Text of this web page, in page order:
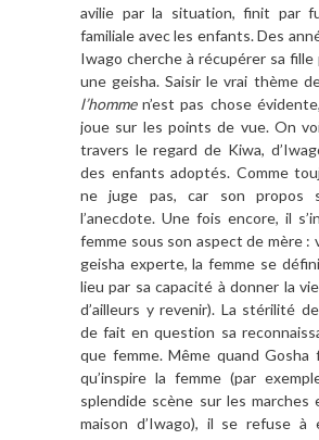
avilie par la situation, finit par
familiale avec les enfants. Des
Iwago cherche à récupérer sa
une geisha. Saisir le vrai thème
l’hommen’est pas chose
joue sur les points de vue. On
travers le regard de Kiwa,
des enfants adoptés. Comme
ne juge pas, car son propos
l’anecdote. Une fois encore, il
femme sous son aspect de mère :
geisha experte, la femme se
lieu par sa capacité à donner la
d’ailleurs y revenir). La stérilité
de fait en question sa
que femme. Même quand Gosha
qu’inspire la femme (par
splendide scène sur les marches
maison d’Iwago), il se refuse à